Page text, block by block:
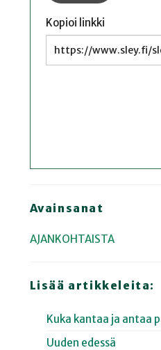
Kopioi linkki
Avainsanat
AJANKOHTAISTA
Lisää artikkeleita:
Kuka kantaa ja antaa
Uuden edessä